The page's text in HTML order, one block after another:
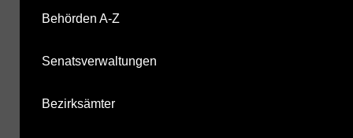
Behörden A-Z
Senatsverwaltungen
Bezirksämter